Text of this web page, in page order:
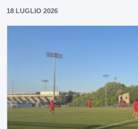
18 LUGLIO 2026